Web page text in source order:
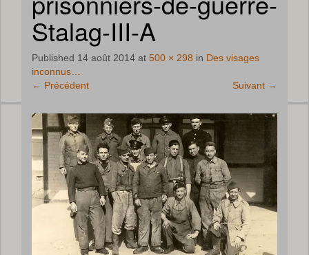
Stalag-III-A
Published 14 août 2014 at 500 × 298 in Des visages
inconnus…
← Précédent Suivant →